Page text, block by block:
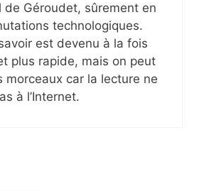
de Géroudet, sûrement en
technologiques.
est devenu à la fois
plus rapide, mais on peut
morceaux car la lecture ne
à l’Internet.